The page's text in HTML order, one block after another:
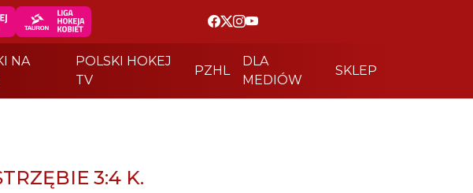
NA
POLSKI HOKEJ
TV
PZHL
DLA
MEDIÓW
SKLEP
3:4 K.